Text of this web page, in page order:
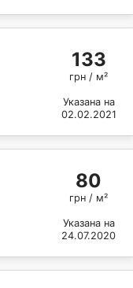
133
грн / м²
Указана на
02.02.2021
80
грн / м²
Указана на
24.07.2020